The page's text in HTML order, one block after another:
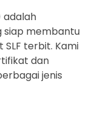
adalah
membantu
terbit. Kami
dan
jenis